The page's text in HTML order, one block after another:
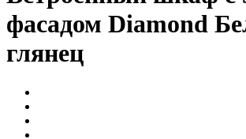
фасадом Diamond
глянец